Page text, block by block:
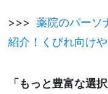
>>> 薬院のパーソ
紹介！くびれ向け
「もっと豊富な選